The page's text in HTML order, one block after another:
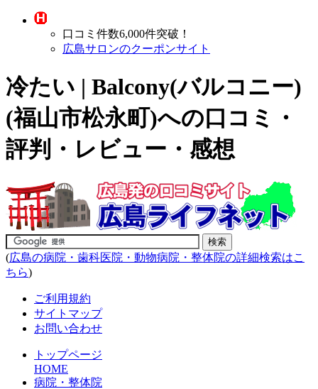
口コミ件数6,000件突破！
広島サロンのクーポンサイト
冷たい | Balcony(バルコニー)
(福山市松永町)への口コミ・
評判・レビュー・感想
(広島の病院・歯科医院・動物病院・整体院の詳細検索はこ
ちら)
ご利用規約
サイトマップ
お問い合わせ
トップページ
HOME
病院・整体院